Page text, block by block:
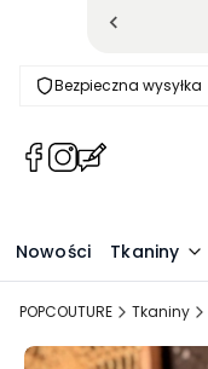
Bezpieczna wysyłka
(Otwiera
nowej
(Otwiera
nowej
(Otwiera
nowej
Nowości Tkaniny
POPCOUTURE Tkaniny